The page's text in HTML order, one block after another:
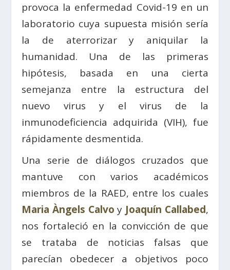
provoca la enfermedad Covid-19 en un
laboratorio cuya supuesta misión sería
la de aterrorizar y aniquilar la
humanidad. Una de las primeras
hipótesis, basada en una cierta
semejanza entre la estructura del
nuevo virus y el virus de la
inmunodeficiencia adquirida (VIH), fue
rápidamente desmentida.
Una serie de diálogos cruzados que
mantuve con varios académicos
miembros de la RAED, entre los cuales
Maria Àngels Calvo y Joaquín Callabed,
nos fortaleció en la convicción de que
se trataba de noticias falsas que
parecían obedecer a objetivos poco